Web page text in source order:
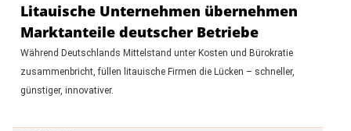
Litauische Unternehmen übernehmen
Marktanteile deutscher Betriebe
Während Deutschlands Mittelstand unter Kosten und Bürokratie
zusammenbricht, füllen litauische Firmen die Lücken – schneller,
günstiger, innovativer.